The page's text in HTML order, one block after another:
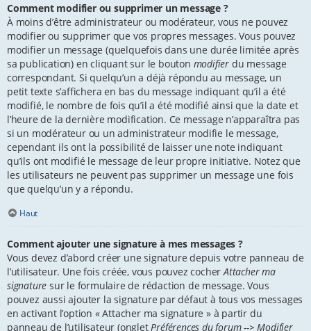
Comment modifier ou supprimer un message ?
À moins d’être administrateur ou modérateur, vous ne pouvez
modifier ou supprimer que vos propres messages. Vous pouvez
modifier un message (quelquefois dans une durée limitée après
sa publication) en cliquant sur le bouton modifier du message
correspondant. Si quelqu’un a déjà répondu au message, un
petit texte s’affichera en bas du message indiquant qu’il a été
modifié, le nombre de fois qu’il a été modifié ainsi que la date et
l’heure de la dernière modification. Ce message n’apparaîtra pas
si un modérateur ou un administrateur modifie le message,
cependant ils ont la possibilité de laisser une note indiquant
qu’ils ont modifié le message de leur propre initiative. Notez que
les utilisateurs ne peuvent pas supprimer un message une fois
que quelqu’un y a répondu.
Haut
Comment ajouter une signature à mes messages ?
Vous devez d’abord créer une signature depuis votre panneau de
l’utilisateur. Une fois créée, vous pouvez cocherAttacher ma
signature sur le formulaire de rédaction de message. Vous
pouvez aussi ajouter la signature par défaut à tous vos messages
en activant l’option « Attacher ma signature » à partir du
panneau de l’utilisateur (ongletPréférences du forum --> Modifier